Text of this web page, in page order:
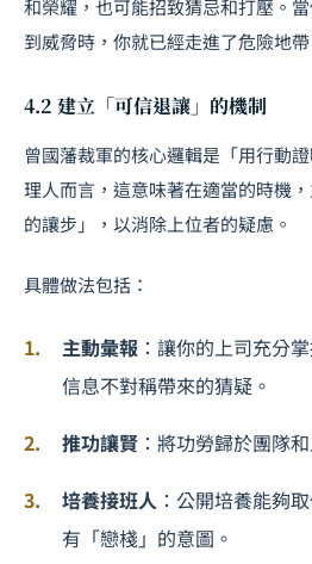
和榮耀，也可能招致猜忌和打壓。
到威脅時，你就已經走進了危險地帶
4.2 建立「可信退讓」的機制
曾國藩裁軍的核心邏輯是「用行動
理人而言，這意味著在適當的時機
的讓步」，以消除上位者的疑慮。
具體做法包括：
主動彙報 ：讓你的上司充分
信息不對稱帶來的猜疑。
推功讓賢 ：將功勞歸於團隊
培養接班人 ：公開培養能夠
有「戀棧」的意圖。